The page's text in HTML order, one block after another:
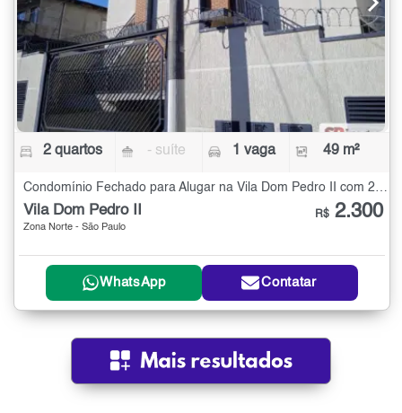
2 quartos - suíte 1 vaga 49 m²
Vila Dom Pedro II
Zona Norte - São Paulo
R$ 2.300
WhatsApp Contatar